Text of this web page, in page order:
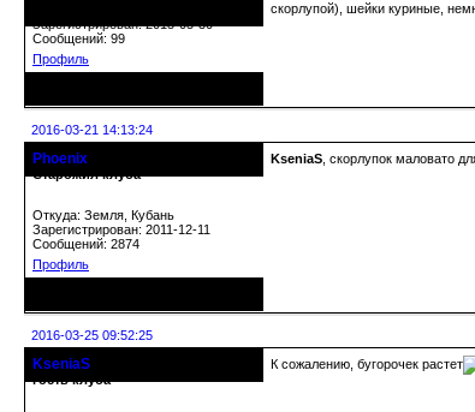
Зарегистрирован: 2015-05-30
Сообщений: 99
Профиль
скорлупой), шейки куриные,
2016-03-21 14:13:24
Phoenix
Старожил клуба
Откуда: Земля, Кубань
Зарегистрирован: 2011-12-11
Сообщений: 2874
Профиль
KseniaS , скорлупок маловато
2016-03-25 09:52:25
KseniaS
гость клуба
К сожалению, бугорочек растет